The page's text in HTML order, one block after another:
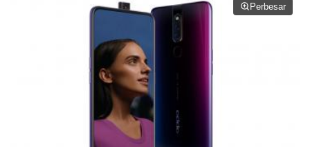
Perbesar